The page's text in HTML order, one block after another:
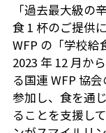
「過去最大級の
食 1 杯のご提供
WFP の「学校給
2023 年 12 月か
る国連 WFP 協
参加し、食を通
ることを支援し